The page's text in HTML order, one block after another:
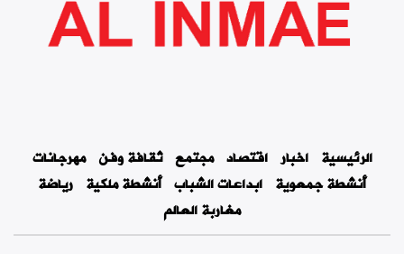
الرئيسية اخبار اقتصاد مجتمع ثقافة وفن مهرجانات
أنشطة جمعوية ابداعات الشباب أنشطة ملكية رياضة
مغاربة العالم